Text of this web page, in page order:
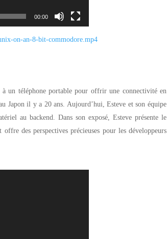
00:00
on-an-8-bit-commodore.mp4
un téléphone portable pour offrir une connectivité en
Japon il y a 20 ans. Aujourd’hui, Esteve et son équipe
au backend. Dans son exposé, Esteve présente le
des perspectives précieuses pour les développeurs